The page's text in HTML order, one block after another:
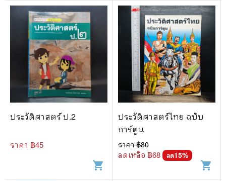
ประวัติศาสตร์ ป.2
ราคา ฿45
shopping_cart
ประวัติศาสตร์ไทย ฉบับ
การ์ตูน
ราคา ฿80
ลดเหลือ ฿68 ลด15%
shopping_cart